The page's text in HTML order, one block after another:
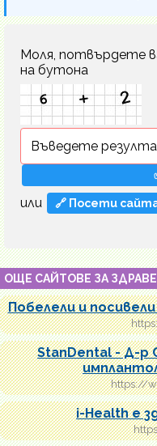
Моля, потвърдете
на бутона
или 🔗 Посети
ОЩЕ САЙТОВЕ ЗА
Побелели и
StanDental - Д-р
https://
i-Health е